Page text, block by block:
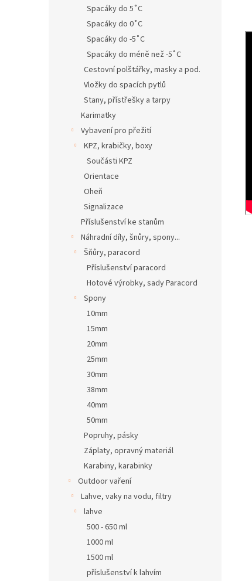
Spacáky do 5˚C
Spacáky do 0˚C
Spacáky do -5˚C
Spacáky do méně než -5˚C
Cestovní polštářky, masky a pod.
Vložky do spacích pytlů
Stany, přístřešky a tarpy
Karimatky
Vybavení pro přežití
KPZ, krabičky, boxy
Součásti KPZ
Orientace
Oheň
Signalizace
Příslušenství ke stanům
Náhradní díly, šnůry, spony...
Šňůry, paracord
Příslušenství paracord
Hotové výrobky, sady Paracord
Spony
10mm
15mm
20mm
25mm
30mm
38mm
40mm
50mm
Popruhy, pásky
Záplaty, opravný materiál
Karabiny, karabinky
Outdoor vaření
Lahve, vaky na vodu, filtry
lahve
500 - 650 ml
1000 ml
1500 ml
příslušenství k lahvím